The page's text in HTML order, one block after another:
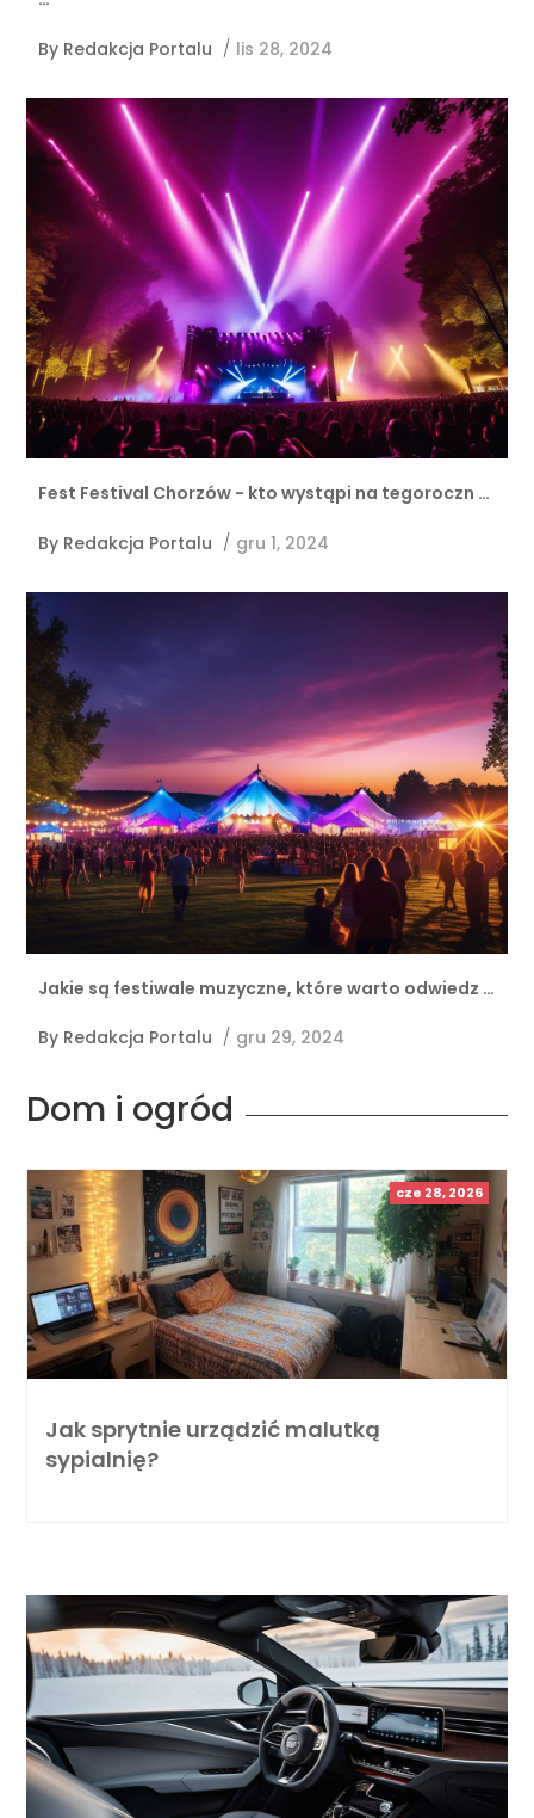
By Redakcja Portalu / lis 28, 2024
Fest Festival Chorzów - kto wystąpi na tegoroczn …
By Redakcja Portalu / gru 1, 2024
Jakie są festiwale muzyczne, które warto odwiedz …
By Redakcja Portalu / gru 29, 2024
Dom i ogród
cze 28, 2026
Jak sprytnie urządzić malutką
sypialnię?